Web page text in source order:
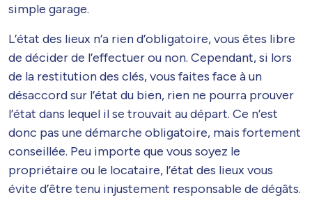
simple garage.
L’état des lieux n’a rien d’obligatoire, vous êtes libre
de décider de l’effectuer ou non. Cependant, si lors
de la restitution des clés, vous faites face à un
désaccord sur l’état du bien, rien ne pourra prouver
l’état dans lequel il se trouvait au départ. Ce n’est
donc pas une démarche obligatoire, mais fortement
conseillée. Peu importe que vous soyez le
propriétaire ou le locataire, l’état des lieux vous
évite d’être tenu injustement responsable de dégâts.